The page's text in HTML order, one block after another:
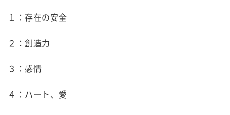
１：存在の安全
２：創造力
３：感情
４：ハート、愛